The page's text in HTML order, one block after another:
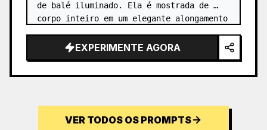
de balé iluminado. Ela é mostrada de
corpo inteiro em um elegante alongamento
EXPERIMENTE AGORA
VER TODOS OS PROMPTS